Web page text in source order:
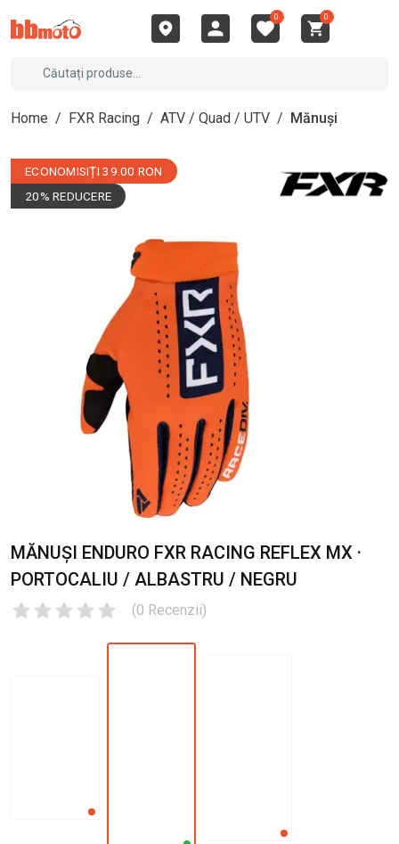
0 0
Home / FXR Racing / ATV / Quad / UTV / Mănuși
ECONOMISIȚI 39.00 RON
20% REDUCERE
MĂNUȘI ENDURO FXR RACING REFLEX MX ·
PORTOCALIU / ALBASTRU / NEGRU
(0 Recenzii)